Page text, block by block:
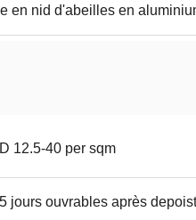
en nid d'abeilles en
12.5-40 per sqm
jours ouvrables après